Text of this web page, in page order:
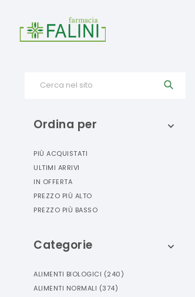
Cerca nel sito
Ordina per
PIÙ ACQUISTATI
ULTIMI ARRIVI
IN OFFERTA
PREZZO PIÙ ALTO
PREZZO PIÙ BASSO
Categorie
ALIMENTI BIOLOGICI (240)
ALIMENTI NORMALI (374)